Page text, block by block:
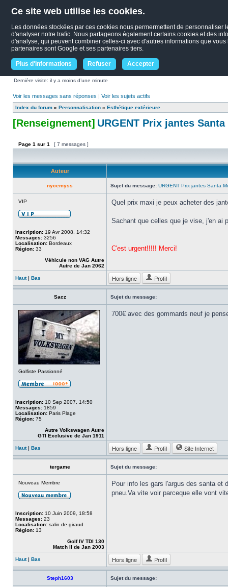
Ce site web utilise les cookies.
Les données stockées par ces cookies nous permermettent de
d'analyser notre trafic. Nous partageons également certains cookies et des
d'analyse, qui peuvent combiner celles-ci avec d'autres informations que
partenaires sont Google et ses partenaires tiers.
Plus d'informations Refuser Accepter
Dernière visite: il y a moins d’une minute
Voir les messages sans réponses | Voir les sujets actifs
Index du forum » Personnalisation » Esthétique extérieure
[Renseignement] URGENT Prix jantes
Page 1 sur 1 [ 7 messages ]
Auteur
nycemyss Sujet du message: URGENT Prix jantes Santa
VIP
Inscription: 19 Avr 2008, 14:32
Messages: 3256
Localisation: Bordeaux
Région: 33
Véhicule non VAG Autre
Autre de Jan 2062
Quel prix maxi je peux acheter des
Sachant que celles que je vise, j'en ai
C'est urgent!!!!! Merci!
Haut| Bas Hors ligne Profil
Sacz Sujet du message:
Golfiste Passionné
Inscription: 10 Sep 2007, 14:50
Messages: 1859
Localisation: Paris Plage
Région: 75
Autre Volkswagen Autre
GTI Exclusive de Jan 1911
700€ avec des gommards neuf je
Haut| Bas Hors ligne Profil Site Internet
tergame Sujet du message:
Nouveau Membre
Inscription: 10 Juin 2009, 18:58
Messages: 23
Localisation: salin de giraud
Région: 13
Golf IV TDI 130
Match II de Jan 2003
Pour info les gars l'argus des santa et
pneu.Va vite voir parceque elle vont
Haut| Bas Hors ligne Profil
Steph1603 Sujet du message: